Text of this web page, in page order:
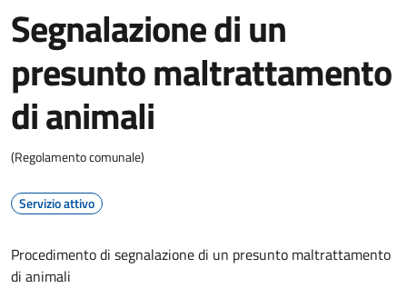
Segnalazione di un
presunto maltrattamento
di animali
(Regolamento comunale)
Servizio attivo
Procedimento di segnalazione di un presunto maltrattamento
di animali